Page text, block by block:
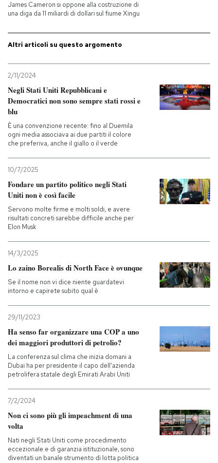
James Cameron si oppone alla costruzione di
una diga da 11 miliardi di dollari sul fiume Xingu
Altri articoli su questo argomento
2/11/2024
Negli Stati Uniti Repubblicani e
Democratici non sono sempre stati rossi e
blu
È una convenzione recente: fino al Duemila
ogni media associava ai due partiti il colore
che preferiva, anche il giallo o il verde
10/7/2025
Fondare un partito politico negli Stati
Uniti non è così facile
Servono molte firme e molti soldi, e avere
risultati concreti sarebbe difficile anche per
Elon Musk
14/3/2025
Lo zaino Borealis di North Face è ovunque
Se il nome non vi dice niente guardatevi
intorno e capirete subito qual è
29/11/2023
Ha senso far organizzare una COP a uno
dei maggiori produttori di petrolio?
La conferenza sul clima che inizia domani a
Dubai ha per presidente il capo dell'azienda
petrolifera statale degli Emirati Arabi Uniti
7/2/2024
Non ci sono più gli impeachment di una
volta
Nati negli Stati Uniti come procedimento
eccezionale e di garanzia istituzionale, sono
diventati un banale strumento di lotta politica